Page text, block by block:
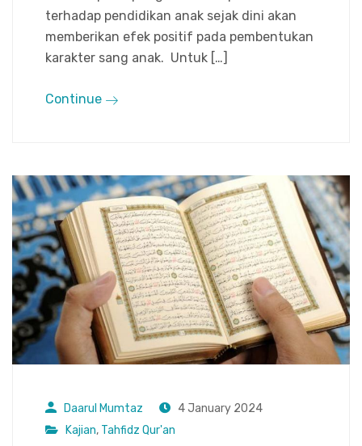
terhadap pendidikan anak sejak dini akan
memberikan efek positif pada pembentukan
karakter sang anak. Untuk […]
Continue
Daarul Mumtaz
4 January 2024
Kajian, Tahfidz Qur'an